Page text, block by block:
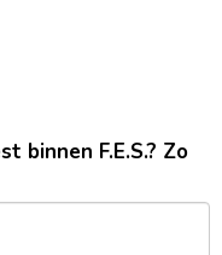
binnen F.E.S.? Zo